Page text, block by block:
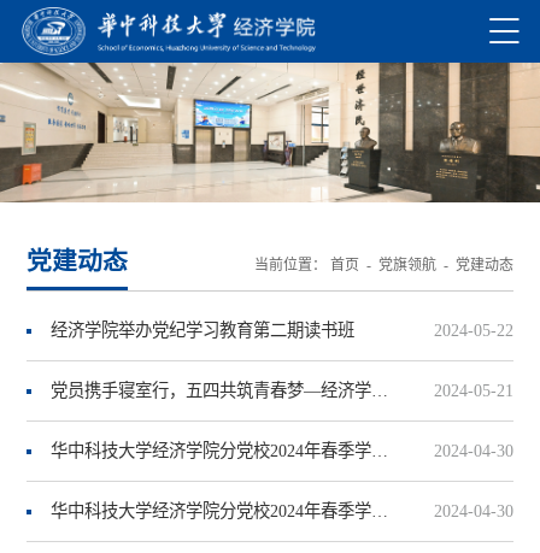
党建动态 当前位置： 首页 - 党旗领航- 党建动态
经济学院举办党纪学习教育第二期读书班 2024-05-22
党员携手寝室行，五四共筑青春梦—经济学院开展4月党员进寝室活动 2024-05-21
华中科技大学经济学院分党校2024年春季学期培训班开班典礼 2024-04-30
华中科技大学经济学院分党校2024年春季学期培训班开班典礼顺利召开 2024-04-30